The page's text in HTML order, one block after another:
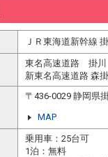
ＪＲ東海道新幹線
東名高速道路 掛川
新東名高速道路 森
〒436-0029 静岡県
MAP
乗用車：25台可
1泊：無料